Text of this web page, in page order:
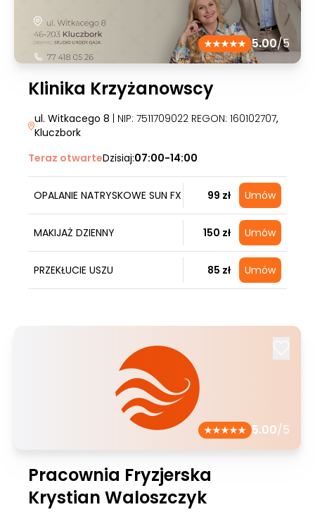
5.00/5
Klinika Krzyżanowscy
ul. Witkacego 8 | NIP: 7511709022 REGON: 160102707,
Kluczbork
Teraz otwarteDzisiaj:07:00-14:00
OPALANIE NATRYSKOWE SUN FX 99 zł Umów
MAKIJAŻ DZIENNY 150 zł Umów
PRZEKŁUCIE USZU 85 zł Umów
5.00/5
Pracownia Fryzjerska
Krystian Waloszczyk